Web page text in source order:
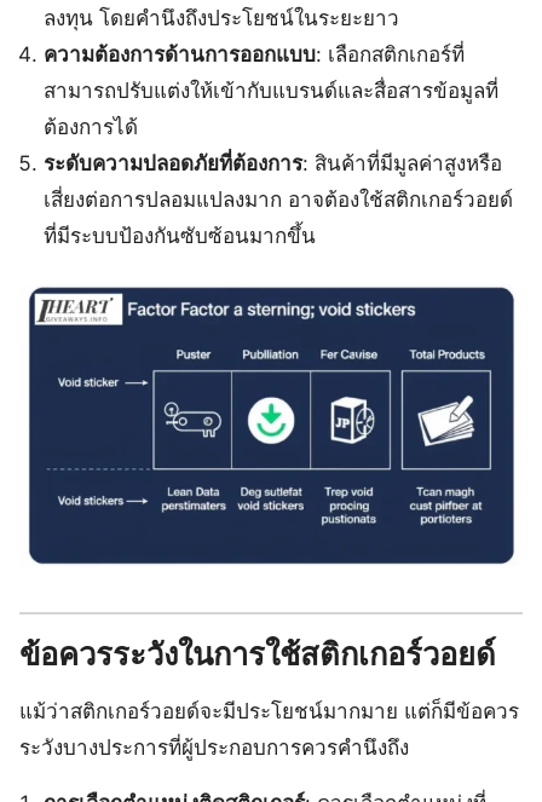
ลงทุน โดยคำนึงถึงประโยชน์ในระยะยาว
ความต้องการด้านการออกแบบ: เลือกสติกเกอร์ที่
สามารถปรับแต่งให้เข้ากับแบรนด์และสื่อสารข้อมูลที่
ต้องการได้
ระดับความปลอดภัยที่ต้องการ: สินค้าที่มีมูลค่าสูงหรือ
เสี่ยงต่อการปลอมแปลงมาก อาจต้องใช้สติกเกอร์วอยด์
ที่มีระบบป้องกันซับซ้อนมากขึ้น
ข้อควรระวังในการใช้สติกเกอร์วอยด์
แม้ว่าสติกเกอร์วอยด์จะมีประโยชน์มากมาย แต่ก็มีข้อควร
ระวังบางประการที่ผู้ประกอบการควรคำนึงถึง